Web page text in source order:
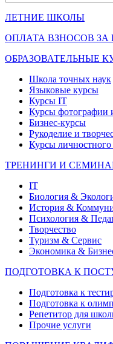
ЛЕТНИЕ ШКОЛЫ
ОПЛАТА ВЗНОСОВ
ОБРАЗОВАТЕЛЬНЫЕ
Школа точных наук
Языковые курсы
Курсы IT
Курсы фотографии
Бизнес-курсы
Рукоделие и
Курсы личностного
ТРЕНИНГИ И
IT
Биология &
История &
Психология &
Творчество
Туризм & Сервис
Экономика &
ПОДГОТОВКА К
Подготовка к
Подготовка к
Репетитор для
Прочие услуги